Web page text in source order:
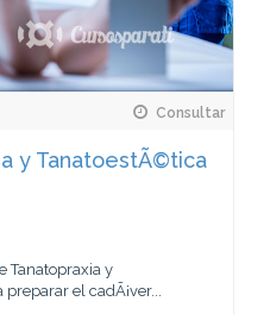
Consultar
y TanatoestÃ©tica
Tanatopraxia y
el cadÃ¡ver...